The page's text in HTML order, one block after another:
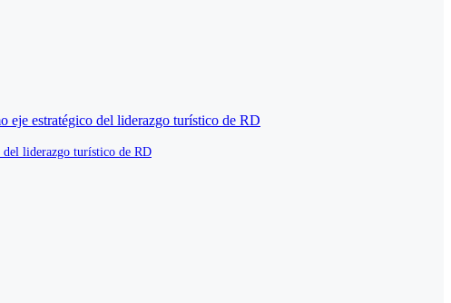
liderazgo turístico de RD